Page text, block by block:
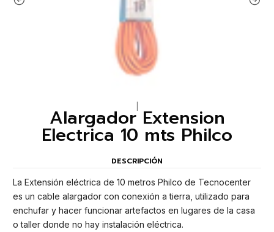
Alargador Extension
Electrica 10 mts Philco
DESCRIPCIÓN
La Extensión eléctrica de 10 metros Philco de Tecnocenter
es un cable alargador con conexión a tierra, utilizado para
enchufar y hacer funcionar artefactos en lugares de la casa
o taller donde no hay instalación eléctrica.